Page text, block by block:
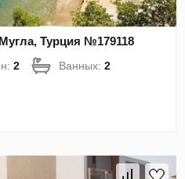
Турция №179118
2 Ванных:2